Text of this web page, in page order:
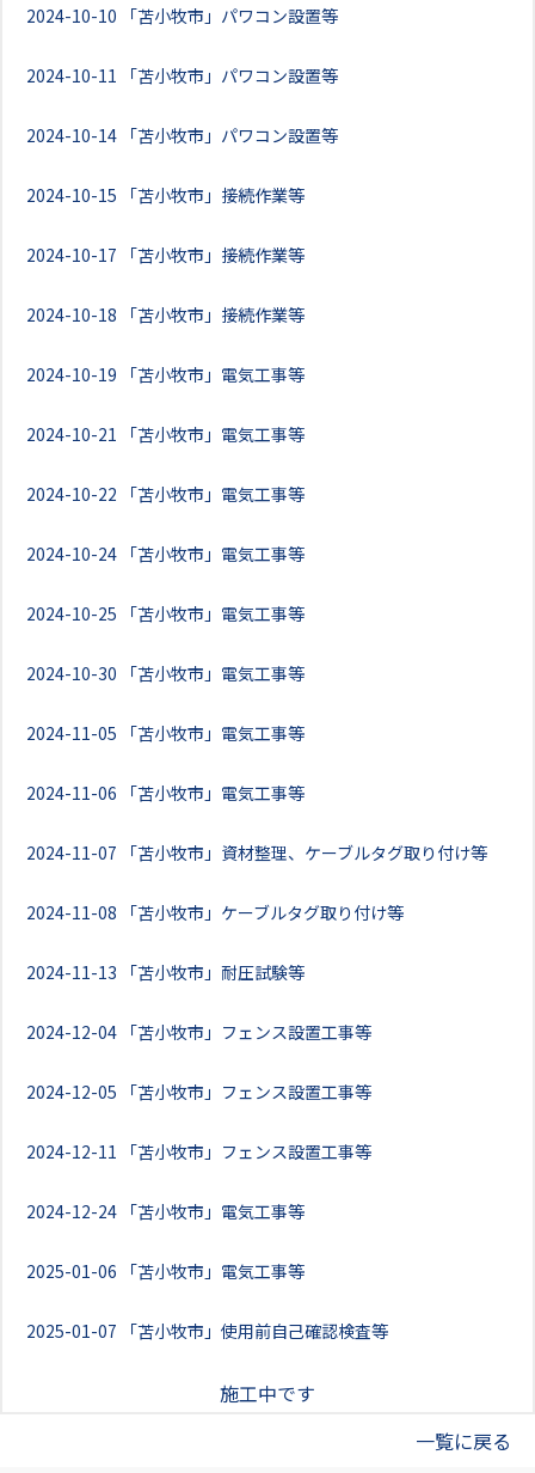
2024-10-10 「苫小牧市」パワコン設置等
2024-10-11 「苫小牧市」パワコン設置等
2024-10-14 「苫小牧市」パワコン設置等
2024-10-15 「苫小牧市」接続作業等
2024-10-17 「苫小牧市」接続作業等
2024-10-18 「苫小牧市」接続作業等
2024-10-19 「苫小牧市」電気工事等
2024-10-21 「苫小牧市」電気工事等
2024-10-22 「苫小牧市」電気工事等
2024-10-24 「苫小牧市」電気工事等
2024-10-25 「苫小牧市」電気工事等
2024-10-30 「苫小牧市」電気工事等
2024-11-05 「苫小牧市」電気工事等
2024-11-06 「苫小牧市」電気工事等
2024-11-07 「苫小牧市」資材整理、ケーブルタグ取り付け等
2024-11-08 「苫小牧市」ケーブルタグ取り付け等
2024-11-13 「苫小牧市」耐圧試験等
2024-12-04 「苫小牧市」フェンス設置工事等
2024-12-05 「苫小牧市」フェンス設置工事等
2024-12-11 「苫小牧市」フェンス設置工事等
2024-12-24 「苫小牧市」電気工事等
2025-01-06 「苫小牧市」電気工事等
2025-01-07 「苫小牧市」使用前自己確認検査等
施工中です
一覧に戻る